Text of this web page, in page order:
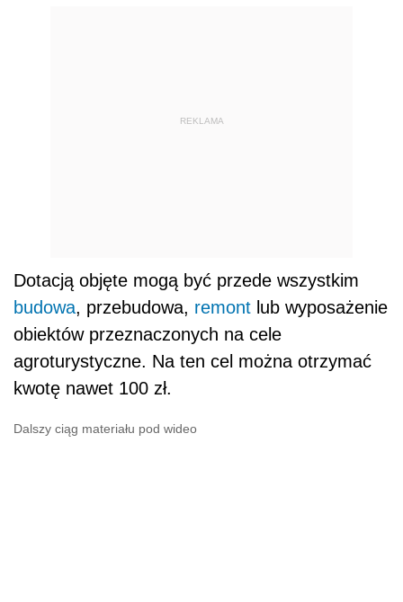
REKLAMA
Dotacją objęte mogą być przede wszystkim
budowa, przebudowa, remont lub wyposażenie
obiektów przeznaczonych na cele
agroturystyczne. Na ten cel można otrzymać
kwotę nawet 100 zł.
Dalszy ciąg materiału pod wideo